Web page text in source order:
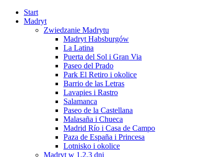
Start
Madryt
Zwiedzanie Madrytu
Madryt Habsburgów
La Latina
Puerta del Sol i Gran Via
Paseo del Prado
Park El Retiro i okolice
Barrio de las Letras
Lavapies i Rastro
Salamanca
Paseo de la Castellana
Malasaña i Chueca
Madrid Río i Casa de Campo
Paza de España i Princesa
Lotnisko i okolice
Madryt w 1,2,3 dni